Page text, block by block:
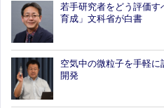
若手研究者をどう評価
育成」文科省が白書
空気中の微粒子を手軽
開発